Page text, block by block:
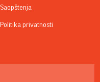
Saopštenja
Politika privatnosti